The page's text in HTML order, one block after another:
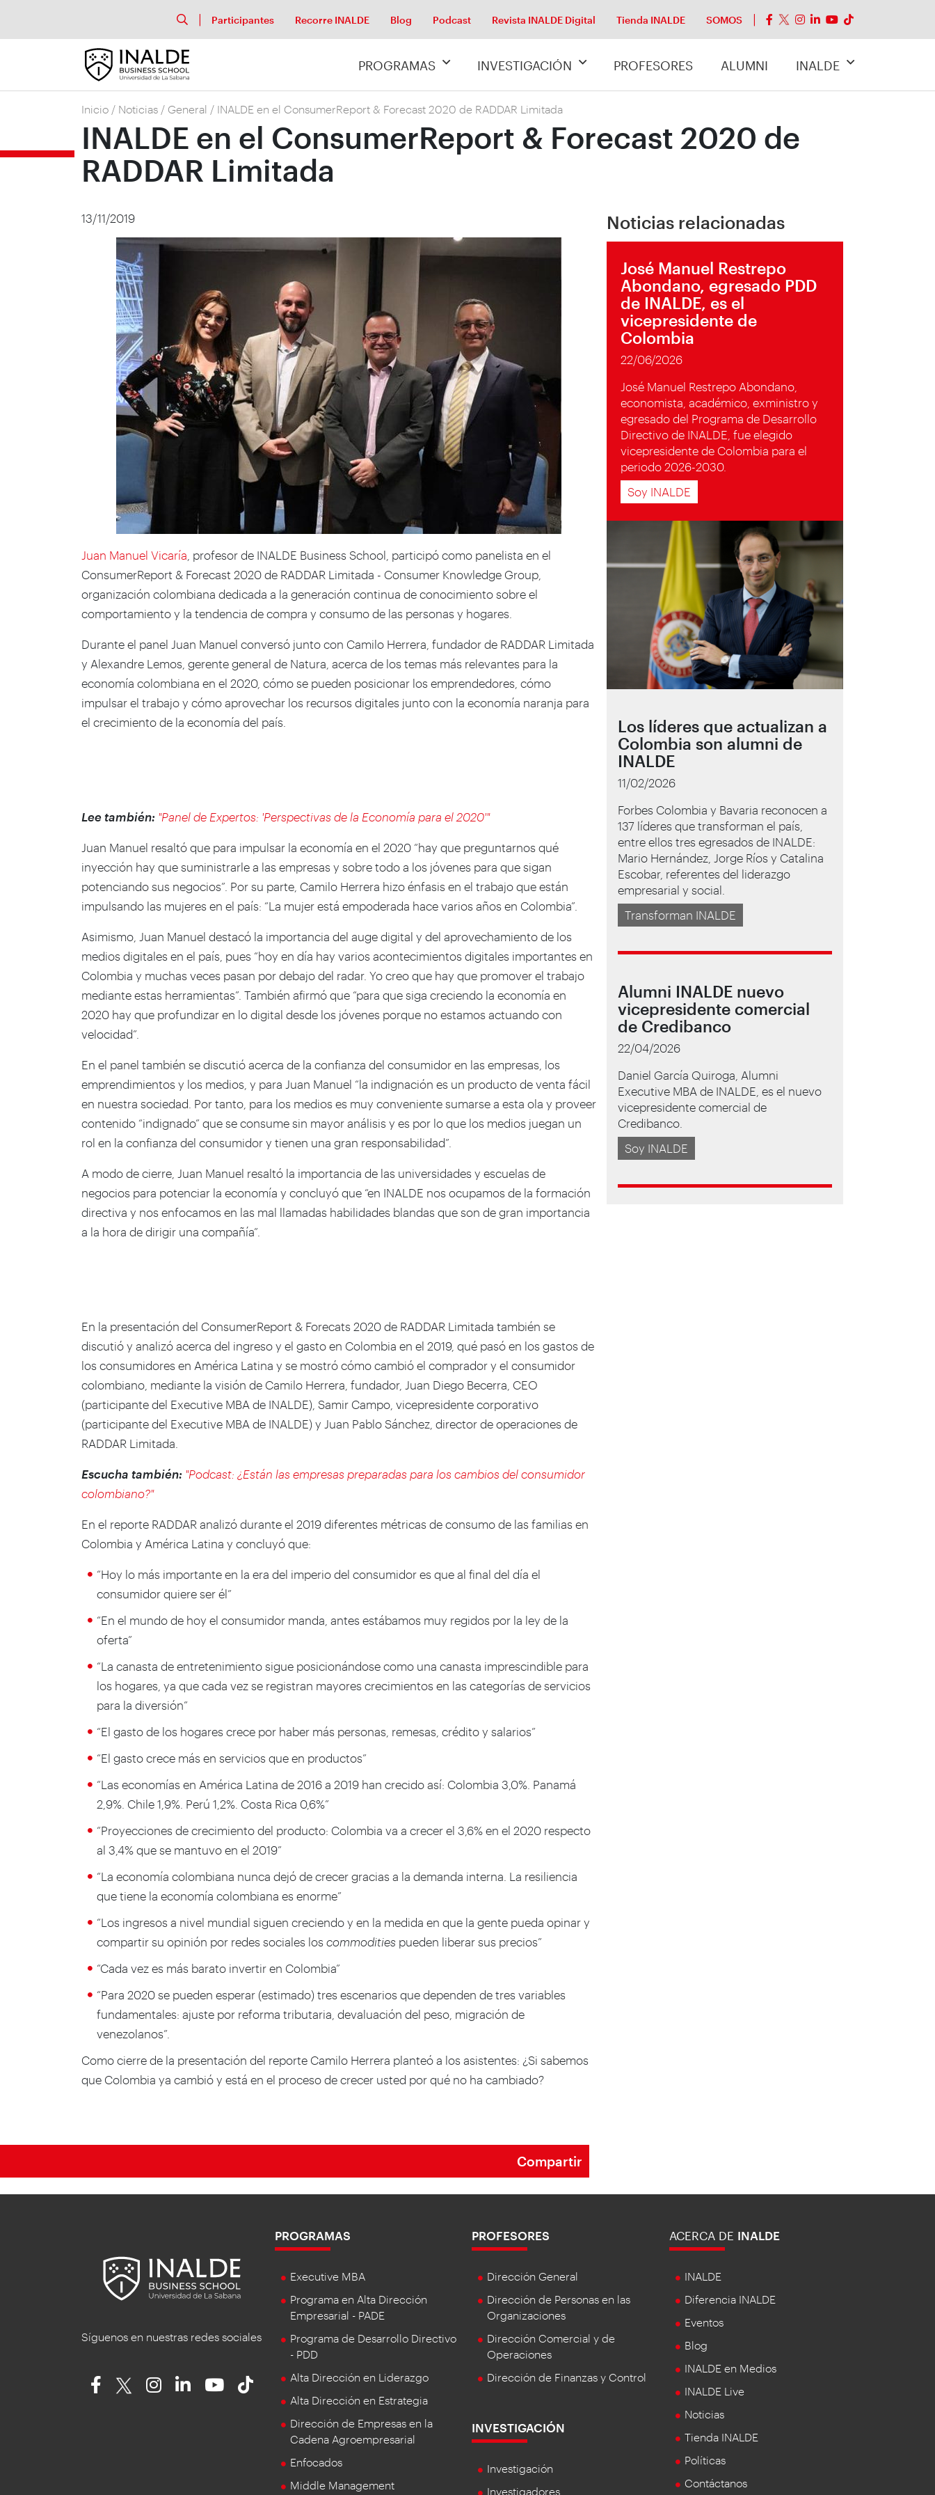
Participantes Recorre INALDE Blog Podcast Revista INALDE Digital Tienda INALDE SOMOS
PROGRAMAS INVESTIGACIÓN PROFESORES ALUMNI INALDE
Inicio / Noticias / General / INALDE en el ConsumerReport & Forecast 2020 de RADDAR Limitada
INALDE en el ConsumerReport & Forecast 2020 de
RADDAR Limitada
13/11/2019
Juan Manuel Vicaría , profesor de INALDE Business School, participó como panelista en el
ConsumerReport & Forecast 2020 de RADDAR Limitada - Consumer Knowledge Group,
organización colombiana dedicada a la generación continua de conocimiento sobre el
comportamiento y la tendencia de compra y consumo de las personas y hogares.
Durante el panel Juan Manuel conversó junto con Camilo Herrera, fundador de RADDAR Limitada
y Alexandre Lemos, gerente general de Natura, acerca de los temas más relevantes para la
economía colombiana en el 2020, cómo se pueden posicionar los emprendedores, cómo
impulsar el trabajo y cómo aprovechar los recursos digitales junto con la economía naranja para
el crecimiento de la economía del país.
Lee también: "Panel de Expertos: 'Perspectivas de la Economía para el 2020'"
Juan Manuel resaltó que para impulsar la economía en el 2020 “hay que preguntarnos qué
inyección hay que suministrarle a las empresas y sobre todo a los jóvenes para que sigan
potenciando sus negocios”. Por su parte, Camilo Herrera hizo énfasis en el trabajo que están
impulsando las mujeres en el país: “La mujer está empoderada hace varios años en Colombia”.
Asimismo, Juan Manuel destacó la importancia del auge digital y del aprovechamiento de los
medios digitales en el país, pues “hoy en día hay varios acontecimientos digitales importantes en
Colombia y muchas veces pasan por debajo del radar. Yo creo que hay que promover el trabajo
mediante estas herramientas”. También afirmó que “para que siga creciendo la economía en
2020 hay que profundizar en lo digital desde los jóvenes porque no estamos actuando con
velocidad”.
En el panel también se discutió acerca de la confianza del consumidor en las empresas, los
emprendimientos y los medios, y para Juan Manuel “la indignación es un producto de venta fácil
en nuestra sociedad. Por tanto, para los medios es muy conveniente sumarse a esta ola y proveer
contenido “indignado” que se consume sin mayor análisis y es por lo que los medios juegan un
rol en la confianza del consumidor y tienen una gran responsabilidad”.
A modo de cierre, Juan Manuel resaltó la importancia de las universidades y escuelas de
negocios para potenciar la economía y concluyó que “en INALDE nos ocupamos de la formación
directiva y nos enfocamos en las mal llamadas habilidades blandas que son de gran importancia
a la hora de dirigir una compañía”.
En la presentación del ConsumerReport & Forecats 2020 de RADDAR Limitada también se
discutió y analizó acerca del ingreso y el gasto en Colombia en el 2019, qué pasó en los gastos de
los consumidores en América Latina y se mostró cómo cambió el comprador y el consumidor
colombiano, mediante la visión de Camilo Herrera, fundador, Juan Diego Becerra, CEO
(participante del Executive MBA de INALDE), Samir Campo, vicepresidente corporativo
(participante del Executive MBA de INALDE) y Juan Pablo Sánchez, director de operaciones de
RADDAR Limitada.
Escucha también: "Podcast: ¿Están las empresas preparadas para los cambios del consumidor
colombiano?"
En el reporte RADDAR analizó durante el 2019 diferentes métricas de consumo de las familias en
Colombia y América Latina y concluyó que:
“Hoy lo más importante en la era del imperio del consumidor es que al final del día el
consumidor quiere ser él”
“En el mundo de hoy el consumidor manda, antes estábamos muy regidos por la ley de la
oferta”
“La canasta de entretenimiento sigue posicionándose como una canasta imprescindible para
los hogares, ya que cada vez se registran mayores crecimientos en las categorías de servicios
para la diversión”
“El gasto de los hogares crece por haber más personas, remesas, crédito y salarios”
“El gasto crece más en servicios que en productos”
“Las economías en América Latina de 2016 a 2019 han crecido así: Colombia 3,0%. Panamá
2,9%. Chile 1,9%. Perú 1,2%. Costa Rica 0,6%”
“Proyecciones de crecimiento del producto: Colombia va a crecer el 3,6% en el 2020 respecto
al 3,4% que se mantuvo en el 2019”
“La economía colombiana nunca dejó de crecer gracias a la demanda interna. La resiliencia
que tiene la economía colombiana es enorme”
“Los ingresos a nivel mundial siguen creciendo y en la medida en que la gente pueda opinar y
compartir su opinión por redes sociales los commodities pueden liberar sus precios”
“Cada vez es más barato invertir en Colombia”
“Para 2020 se pueden esperar (estimado) tres escenarios que dependen de tres variables
fundamentales: ajuste por reforma tributaria, devaluación del peso, migración de
venezolanos”.
Como cierre de la presentación del reporte Camilo Herrera planteó a los asistentes: ¿Si sabemos
que Colombia ya cambió y está en el proceso de crecer usted por qué no ha cambiado?
Compartir
Noticias relacionadas
José Manuel Restrepo
Abondano, egresado PDD
de INALDE, es el
vicepresidente de
Colombia
22/06/2026
José Manuel Restrepo Abondano,
economista, académico, exministro y
egresado del Programa de Desarrollo
Directivo de INALDE, fue elegido
vicepresidente de Colombia para el
periodo 2026-2030.
Soy INALDE
Los líderes que actualizan a
Colombia son alumni de
INALDE
11/02/2026
Forbes Colombia y Bavaria reconocen a
137 líderes que transforman el país,
entre ellos tres egresados de INALDE:
Mario Hernández, Jorge Ríos y Catalina
Escobar, referentes del liderazgo
empresarial y social.
Transforman INALDE
Alumni INALDE nuevo
vicepresidente comercial
de Credibanco
22/04/2026
Daniel García Quiroga, Alumni
Executive MBA de INALDE, es el nuevo
vicepresidente comercial de
Credibanco.
Soy INALDE
Síguenos en nuestras redes sociales
PROGRAMAS
Executive MBA
Programa en Alta Dirección
Empresarial - PADE
Programa de Desarrollo Directivo
- PDD
Alta Dirección en Liderazgo
Alta Dirección en Estrategia
Dirección de Empresas en la
Cadena Agroempresarial
Enfocados
Middle Management
PROFESORES
Dirección General
Dirección de Personas en las
Organizaciones
Dirección Comercial y de
Operaciones
Dirección de Finanzas y Control
INVESTIGACIÓN
Investigación
Investigadores
ACERCA DE INALDE
INALDE
Diferencia INALDE
Eventos
Blog
INALDE en Medios
INALDE Live
Noticias
Tienda INALDE
Políticas
Contáctanos